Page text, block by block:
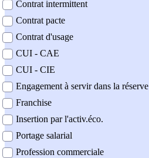
Contrat intermittent
Contrat pacte
Contrat d'usage
CUI - CAE
CUI - CIE
Engagement à servir dans la réserve
Franchise
Insertion par l'activ.éco.
Portage salarial
Profession commerciale